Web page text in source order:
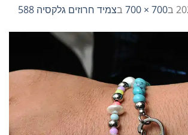
ב700 × 700 בצמיד חרוזים גלקסיה 588